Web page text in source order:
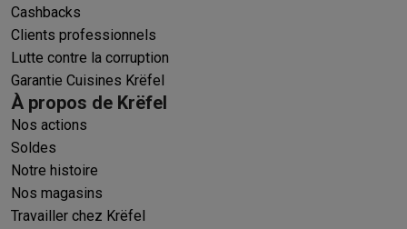
Cashbacks
Clients professionnels
Lutte contre la corruption
Garantie Cuisines Krëfel
À propos de Krëfel
Nos actions
Soldes
Notre histoire
Nos magasins
Travailler chez Krëfel